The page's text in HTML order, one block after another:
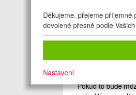
Děkujeme, přejeme
dovolené přesně podle
Nastavení
2 dospělí+0
Zvolený zájezd
Pokud to bude